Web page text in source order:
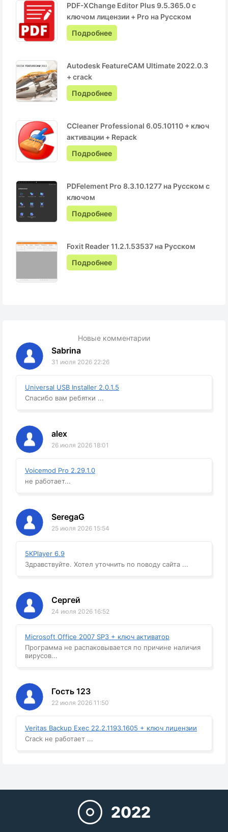
PDF-XChange Editor Plus 9.5.365.0 с
ключом лицензии + Pro на Русском
Подробнее
Autodesk FeatureCAM Ultimate 2022.0.3
+ crack
Подробнее
CCleaner Professional 6.05.10110 + ключ
активации + Repack
Подробнее
PDFelement Pro 8.3.10.1277 на Русском с
ключом
Подробнее
Foxit Reader 11.2.1.53537 на Русском
Подробнее
Новые комментарии
Sabrina
31 июля 2026 22:26
Universal USB Installer 2.0.1.5
Спасибо вам ребятки ...
alex
26 июля 2026 18:01
Voicemod Pro 2.29.1.0
не работает...
SeregaG
25 июля 2026 15:54
5KPlayer 6.9
Здравствуйте. Хотел уточнить по поводу сайта ...
Сергей
24 июля 2026 16:52
Microsoft Office 2007 SP3 + ключ активатор
Программа не распаковывается по причине наличия
вирусов...
Гость 123
22 июля 2026 11:50
Veritas Backup Exec 22.2.1193.1605 + ключ лицензии
Crack не работает ...
2022